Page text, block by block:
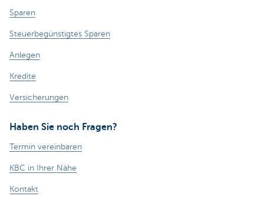
Sparen
Steuerbegünstigtes Sparen
Anlegen
Kredite
Versicherungen
Haben Sie noch Fragen?
Termin vereinbaren
KBC in Ihrer Nähe
Kontakt